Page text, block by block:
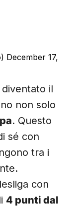
December 17,
il
non solo
. Questo
sé con
tra i
con
4 punti dal